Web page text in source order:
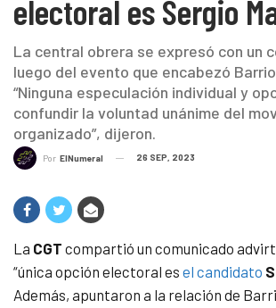
electoral es Sergio
La central obrera se expresó con un
luego del evento que encabezó
“Ninguna especulación individual y
confundir la voluntad unánime del
organizado”, dijeron.
Por ElNumeral 26 SEP, 2023
La CGT compartió un comunicado
“única opción electoral es el candidato
Además, apuntaron a la relación de